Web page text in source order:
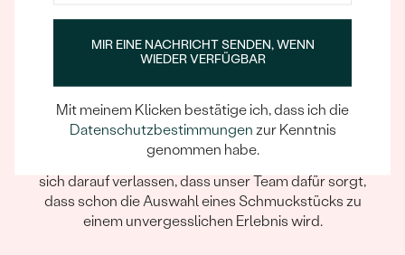
Ein Eppi-sches Erlebnis
Wenn Sie online oder persönlich einkaufen, können Sie
sich darauf verlassen, dass unser Team dafür sorgt,
dass schon die Auswahl eines Schmuckstücks zu
einem unvergesslichen Erlebnis wird.
MIR EINE NACHRICHT SENDEN, WENN
WIEDER VERFÜGBAR
Mit meinem Klicken bestätige ich, dass ich die
Datenschutzbestimmungen zur Kenntnis
genommen habe.